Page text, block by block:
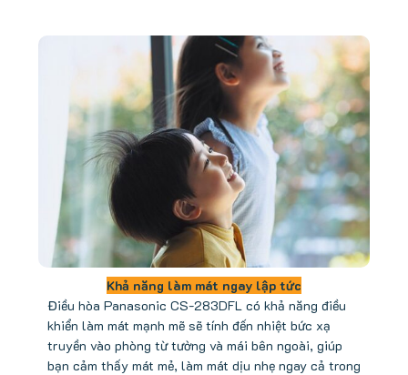
Khả năng làm mát ngay lập tức
Điều hòa Panasonic CS-283DFL có khả năng điều
khiển làm mát mạnh mẽ sẽ tính đến nhiệt bức xạ
truyền vào phòng từ tường và mái bên ngoài, giúp
bạn cảm thấy mát mẻ, làm mát dịu nhẹ ngay cả trong